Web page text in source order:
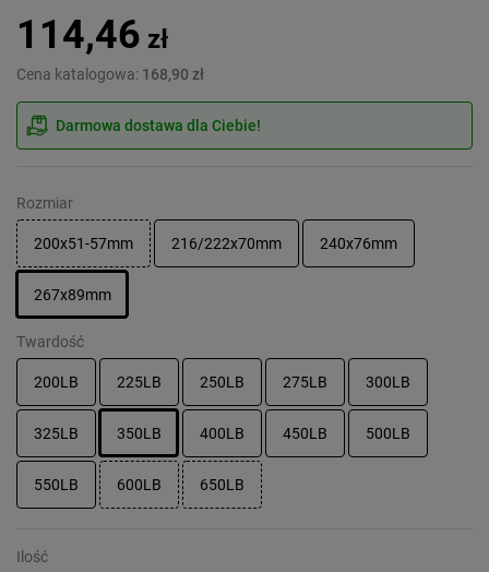
114,46 zł
Cena katalogowa: 168,90 zł
Darmowa dostawa dla Ciebie!
Rozmiar
200x51-57mm 216/222x70mm 240x76mm
267x89mm
Twardość
200LB 225LB 250LB 275LB 300LB
325LB 350LB 400LB 450LB 500LB
550LB 600LB 650LB
Ilość